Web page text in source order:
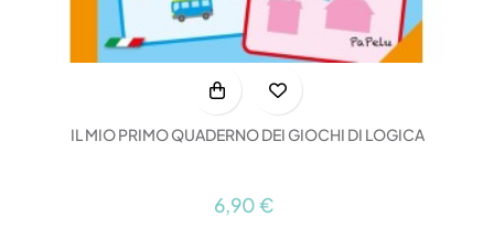
IL MIO PRIMO QUADERNO DEI GIOCHI DI LOGICA
6,90 €